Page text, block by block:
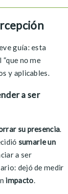
guía: esta
no me
y aplicables.
a ser
su presencia.
sumarle un
a ser
dejó de medir
impacto.